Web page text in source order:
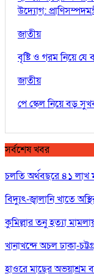
উদ্যোগ:
জাতীয়
বৃষ্টি ও গরম নিয়ে
জাতীয়
পে স্কেল নিয়ে বড়
সর্বশেষ খবর
চলতি অর্থবছরে ৪১ লাখ
বিদ্যুৎ-জ্বালানি খাতে
কুমিল্লার তনু হত্যা
খানাখন্দে অচল ঢাকা-
হাওরে মাছের অভয়াশ্রম